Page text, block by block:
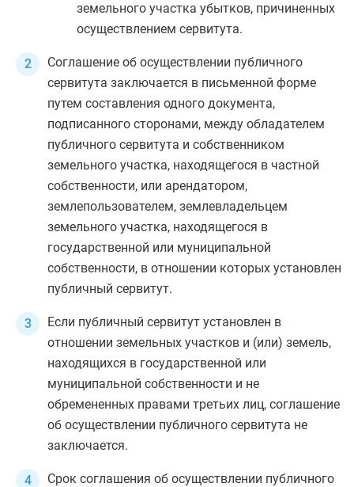
земельного участка убытков, причиненных
осуществлением сервитута.
Соглашение об осуществлении публичного
сервитута заключается в письменной форме
путем составления одного документа,
подписанного сторонами, между обладателем
публичного сервитута и собственником
земельного участка, находящегося в частной
собственности, или арендатором,
землепользователем, землевладельцем
земельного участка, находящегося в
государственной или муниципальной
собственности, в отношении которых установлен
публичный сервитут.
Если публичный сервитут установлен в
отношении земельных участков и (или) земель,
находящихся в государственной или
муниципальной собственности и не
обремененных правами третьих лиц, соглашение
об осуществлении публичного сервитута не
заключается.
Срок соглашения об осуществлении публичного